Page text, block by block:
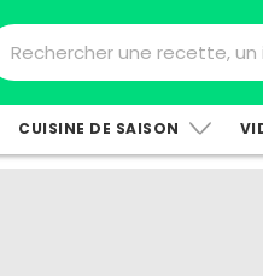
CUISINE DE SAISON